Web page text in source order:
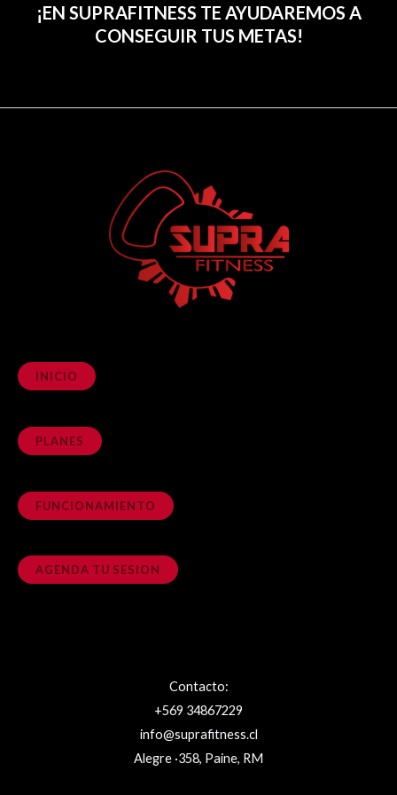
¡EN SUPRAFITNESS TE AYUDAREMOS A
CONSEGUIR TUS METAS!
INICIO
PLANES
FUNCIONAMIENTO
AGENDA TU SESION
Contacto:
+569 34867229
info@suprafitness.cl
Alegre ·358, Paine, RM